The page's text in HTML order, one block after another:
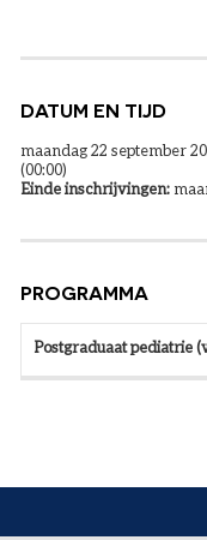
DATUM EN TIJD
maandag 22 september
(00:00)
Einde inschrijvingen:
PROGRAMMA
Postgraduaat pediatrie